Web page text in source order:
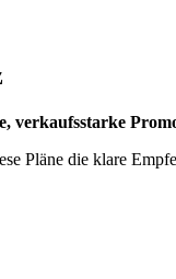
verkaufsstarke
Pläne die klare